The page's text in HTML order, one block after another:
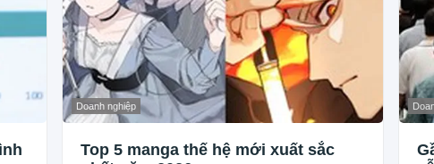
Doanh nghiệp
Top 5 manga thế hệ mới xuất sắc